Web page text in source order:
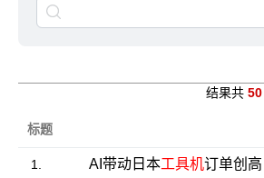
结果共 50
标题
1. AI带动日本工具机订单创